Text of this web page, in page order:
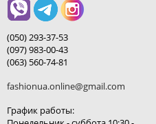
(050) 293-37-53
(097) 983-00-43
(063) 560-74-81
fashionua.online@gmail.com
График работы: